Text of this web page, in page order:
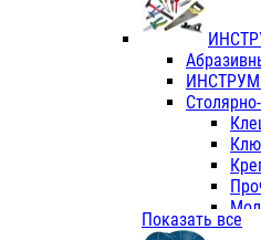
Показать все